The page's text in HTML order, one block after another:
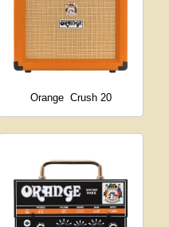
Orange Crush 20